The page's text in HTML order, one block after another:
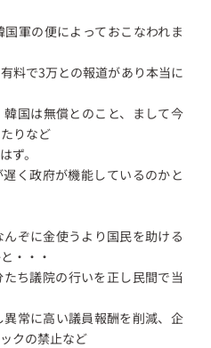
軍の便によっておこなわれま
料で3万との報道があり本当に
国は無償とのこと、まして今
りなど
ず。
く政府が機能しているのかと
ぞに金使うより国民を助ける
・・・
ち議院の行いを正し民間で当
常に高い議員報酬を削減、企
クの禁止など